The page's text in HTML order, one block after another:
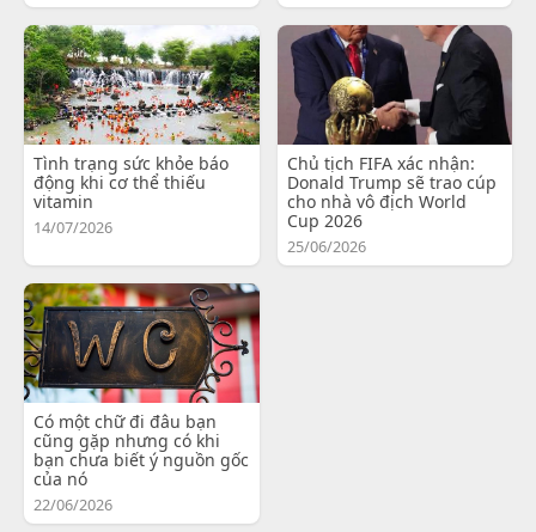
Tình trạng sức khỏe báo
động khi cơ thể thiếu
vitamin
14/07/2026
Chủ tịch FIFA xác nhận:
Donald Trump sẽ trao cúp
cho nhà vô địch World
Cup 2026
25/06/2026
Có một chữ đi đâu bạn
cũng gặp nhưng có khi
bạn chưa biết ý nguồn gốc
của nó
22/06/2026